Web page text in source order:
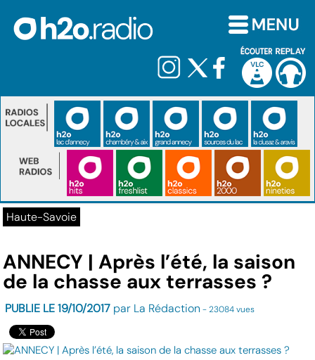
Haute-Savoie
ANNECY | Après l’été, la saison
de la chasse aux terrasses ?
PUBLIE LE 19/10/2017 par La Rédaction - 23084 vues